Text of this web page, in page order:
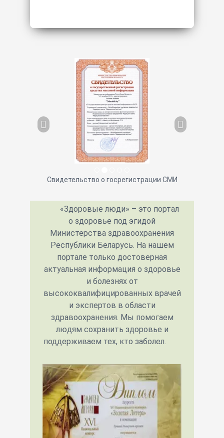
Свидетельство о госрегистрации СМИ
Предыдущий
«Здоровые люди» – это портал
о здоровье под эгидой
Министерства здравоохранения
Республики Беларусь. На нашем
портале только достоверная
актуальная информация о здоровье
и болезнях от
высококвалифицированных врачей
и экспертов в области
здравоохранения. Мы помогаем
людям сохранить здоровье и
поддерживаем тех, кто заболел.